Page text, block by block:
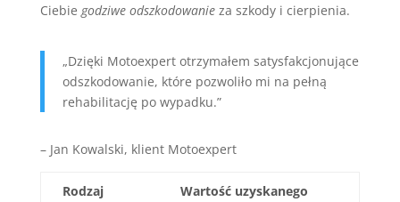
Ciebie godziwe odszkodowanieza szkody i cierpienia.
„Dzięki Motoexpert otrzymałem satysfakcjonujące
odszkodowanie, które pozwoliło mi na pełną
rehabilitację po wypadku.”
– Jan Kowalski, klient Motoexpert
Rodzaj
Wartość uzyskanego